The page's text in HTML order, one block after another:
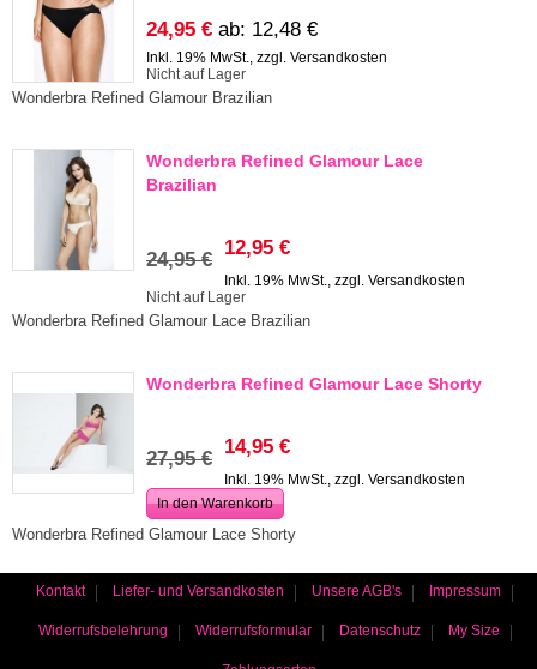
24,95 € ab: 12,48 €
Inkl. 19% MwSt., zzgl. Versandkosten
Nicht auf Lager
Wonderbra Refined Glamour Brazilian
Wonderbra Refined Glamour Lace
Brazilian
24,95 €
12,95 €
Inkl. 19% MwSt., zzgl. Versandkosten
Nicht auf Lager
Wonderbra Refined Glamour Lace Brazilian
Wonderbra Refined Glamour Lace Shorty
27,95 €
14,95 €
Inkl. 19% MwSt., zzgl. Versandkosten
In den Warenkorb
Wonderbra Refined Glamour Lace Shorty
Kontakt Liefer- und Versandkosten Unsere AGB's Impressum
Widerrufsbelehrung Widerrufsformular Datenschutz My Size